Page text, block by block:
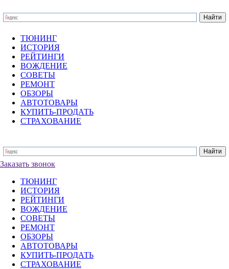
ТЮНИНГ
ИСТОРИЯ
РЕЙТИНГИ
ВОЖДЕНИЕ
СОВЕТЫ
РЕМОНТ
ОБЗОРЫ
АВТОТОВАРЫ
КУПИТЬ-ПРОДАТЬ
СТРАХОВАНИЕ
Заказать звонок
ТЮНИНГ
ИСТОРИЯ
РЕЙТИНГИ
ВОЖДЕНИЕ
СОВЕТЫ
РЕМОНТ
ОБЗОРЫ
АВТОТОВАРЫ
КУПИТЬ-ПРОДАТЬ
СТРАХОВАНИЕ